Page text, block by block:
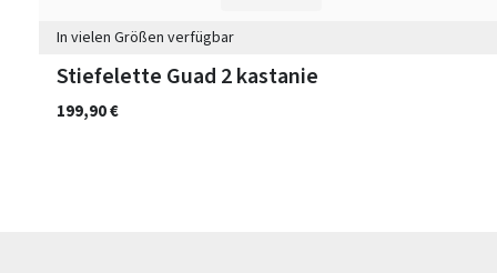
In vielen Größen verfügbar
Stiefelette Guad 2 kastanie
199,90 €